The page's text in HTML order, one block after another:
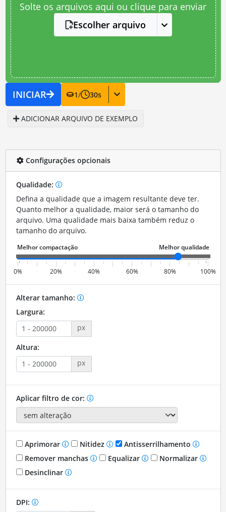
Solte os arquivos aqui ou clique para enviar
Escolher arquivo
INICIAR 1/ 30s
ADICIONAR ARQUIVO DE EXEMPLO
Configurações opcionais
Qualidade:
Defina a qualidade que a imagem resultante deve ter.
Quanto melhor a qualidade, maior será o tamanho do
arquivo. Uma qualidade mais baixa também reduz o
tamanho do arquivo.
0% 20% 40% 60% 80% 100%
Alterar tamanho:
Largura:
px
Altura:
px
Aplicar filtro de cor:
Aprimorar Nitidez
Antisserrilhamento
Remover manchas
Equalizar
Normalizar
Desinclinar
DPI: